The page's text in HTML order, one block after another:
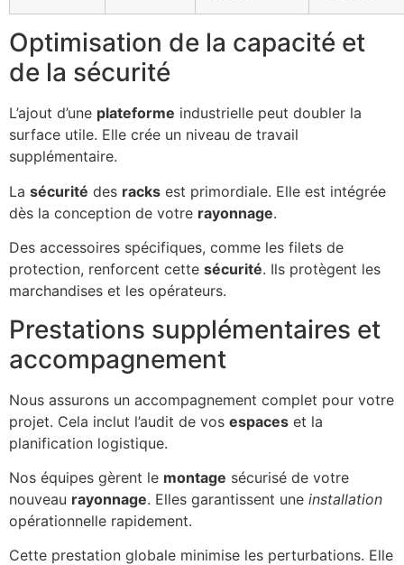
Optimisation de la capacité et
de la sécurité
L’ajout d’une plateforme industrielle peut doubler la
surface utile. Elle crée un niveau de travail
supplémentaire.
La sécurité des racks est primordiale. Elle est intégrée
dès la conception de votre rayonnage.
Des accessoires spécifiques, comme les filets de
protection, renforcent cette sécurité. Ils protègent les
marchandises et les opérateurs.
Prestations supplémentaires et
accompagnement
Nous assurons un accompagnement complet pour votre
projet. Cela inclut l’audit de vos espaces et la
planification logistique.
Nos équipes gèrent le montage sécurisé de votre
nouveau rayonnage. Elles garantissent une installation
opérationnelle rapidement.
Cette prestation globale minimise les perturbations. Elle